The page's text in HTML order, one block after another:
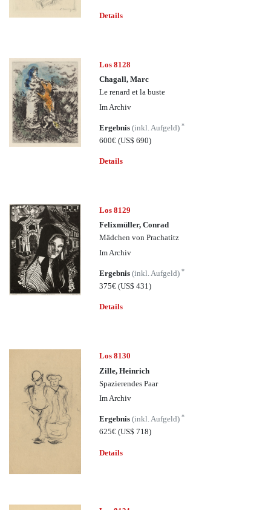
Details
Los 8128
Chagall, Marc
Le renard et la buste
Im Archiv
Ergebnis(inkl. Aufgeld)*
600€(US$ 690)
Details
Los 8129
Felixmüller, Conrad
Mädchen von Prachatitz
Im Archiv
Ergebnis(inkl. Aufgeld)*
375€(US$ 431)
Details
Los 8130
Zille, Heinrich
Spazierendes Paar
Im Archiv
Ergebnis(inkl. Aufgeld)*
625€(US$ 718)
Details